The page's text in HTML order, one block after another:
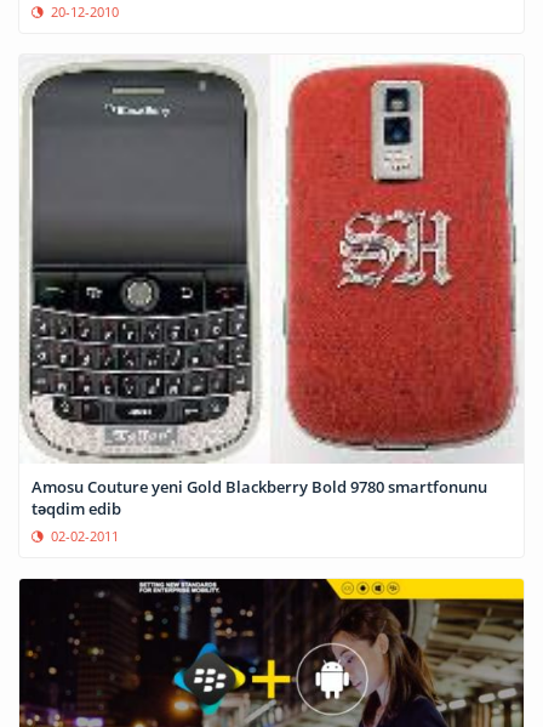
20-12-2010
Amosu Couture yeni Gold Blackberry Bold 9780 smartfonunu
təqdim edib
02-02-2011